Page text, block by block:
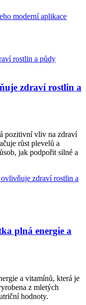
moderní aplikace
zdraví rostlin a
pozitivní vliv na zdraví
růst plevelů a
jak podpořit silné a
zdraví rostlin a
plná energie a
a vitamínů, která je
z mletých
hodnoty.